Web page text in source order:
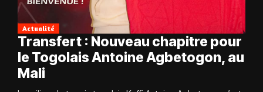
Actualité
Transfert : Nouveau chapitre pour
le Togolais Antoine Agbetogon, au
Mali